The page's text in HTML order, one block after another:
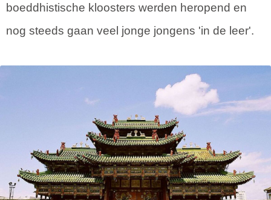
boeddhistische kloosters werden heropend en
nog steeds gaan veel jonge jongens 'in de leer'.